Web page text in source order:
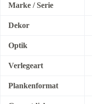
Marke / Serie
Dekor
Optik
Verlegeart
Plankenformat